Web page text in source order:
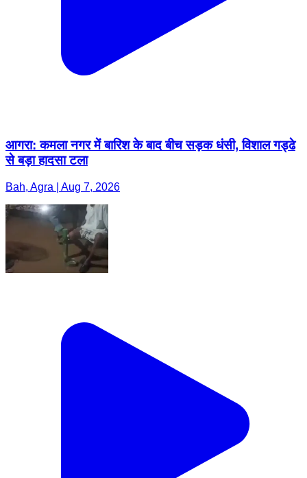
आगरा: कमला नगर में बारिश के बाद बीच सड़क धंसी, विशाल गड्ढे
से बड़ा हादसा टला
Bah, Agra | Aug 7, 2026